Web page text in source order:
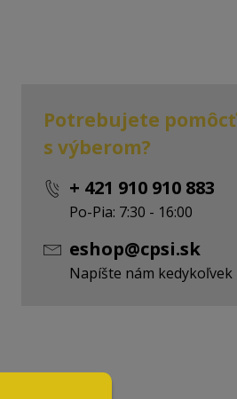
Potrebujete pomôcť
s výberom?
+ 421 910 910 883
Po-Pia: 7:30 - 16:00
eshop@cpsi.sk
Napíšte nám kedykoľvek